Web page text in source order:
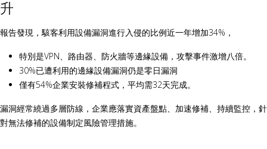
升
報告發現，駭客利用設備漏洞進行入侵的比例近一年增加34%，
特別是VPN、路由器、防火牆等邊緣設備，攻擊事件激增八倍。
30%已遭利用的邊緣設備漏洞仍是零日漏洞
僅有54%企業安裝修補程式，平均需32天完成。
漏洞經常繞過多層防線，企業應落實資產盤點、加速修補、持續監控，針
對無法修補的設備制定風險管理措施。